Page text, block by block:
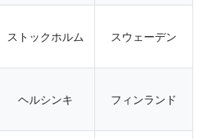
ストックホルム
スウェーデン
ヘルシンキ
フィンランド